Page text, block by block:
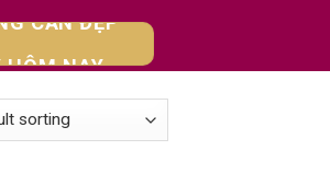
CĂN ĐẸP
HÔM NAY